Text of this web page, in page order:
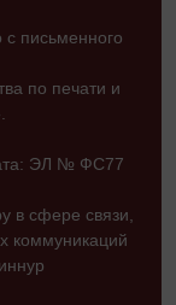
письменного
по печати и
ЭЛ № ФС77
в сфере связи,
коммуникаций